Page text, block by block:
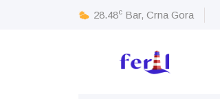
28.48c Bar, Crna Gora